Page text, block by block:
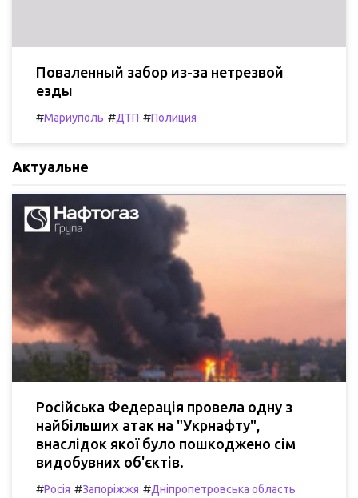
Поваленный забор из-за нетрезвой
езды
#Мариуполь #ДТП #Полиция
Актуальне
Російська Федерація провела одну з
найбільших атак на "Укрнафту",
внаслідок якої було пошкоджено сім
видобувних об'єктів.
#Росія #Запоріжжя #Дніпропетровська область